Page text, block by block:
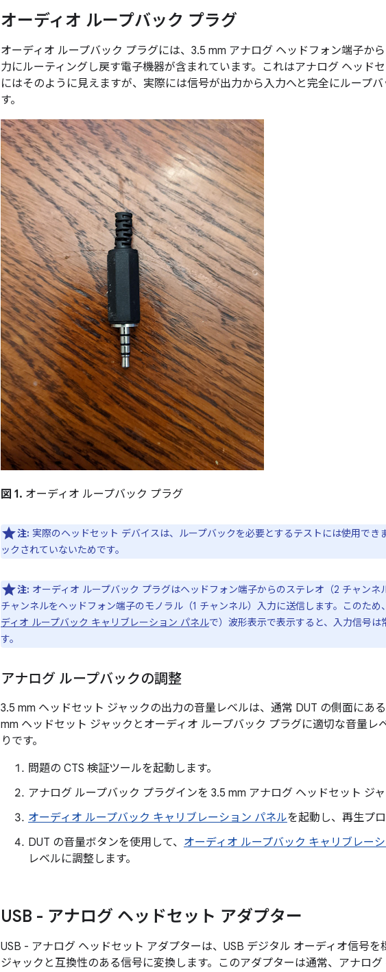
オーディオ ループバック プラグ
オーディオ ループバック プラグには、3.5 mm アナログ ヘッドフォン端子か
力にルーティングし戻す電子機器が含まれています。これはアナログ ヘッド
にはそのように見えますが、実際には信号が出力から入力へと完全にループ
す。
図 1. オーディオ ループバック プラグ
注: 実際のヘッドセット デバイスは、ループバックを必要とするテストには使用でき
ックされていないためです。
注: オーディオ ループバック プラグはヘッドフォン端子からのステレオ（2 チャンネ
チャンネルをヘッドフォン端子のモノラル（1 チャンネル）入力に送信します。このた
ディオ ループバック キャリブレーション パネルで）波形表示で表示すると、入力信号
す。
アナログ ループバックの調整
3.5 mm ヘッドセット ジャックの出力の音量レベルは、通常 DUT の側面にあ
mm ヘッドセット ジャックとオーディオ ループバック プラグに適切な音量レ
りです。
問題の CTS 検証ツールを起動します。
アナログ ループバック プラグインを 3.5 mm アナログ ヘッドセット ジャ
オーディオ ループバック キャリブレーション パネルを起動し、再生プ
DUT の音量ボタンを使用して、 オーディオ ループバック キャリブレー
レベルに調整します。
USB - アナログ ヘッドセット アダプター
USB - アナログ ヘッドセット アダプターは、USB デジタル オーディオ信号
ジャックと互換性のある信号に変換します。このアダプターは通常、アナロ